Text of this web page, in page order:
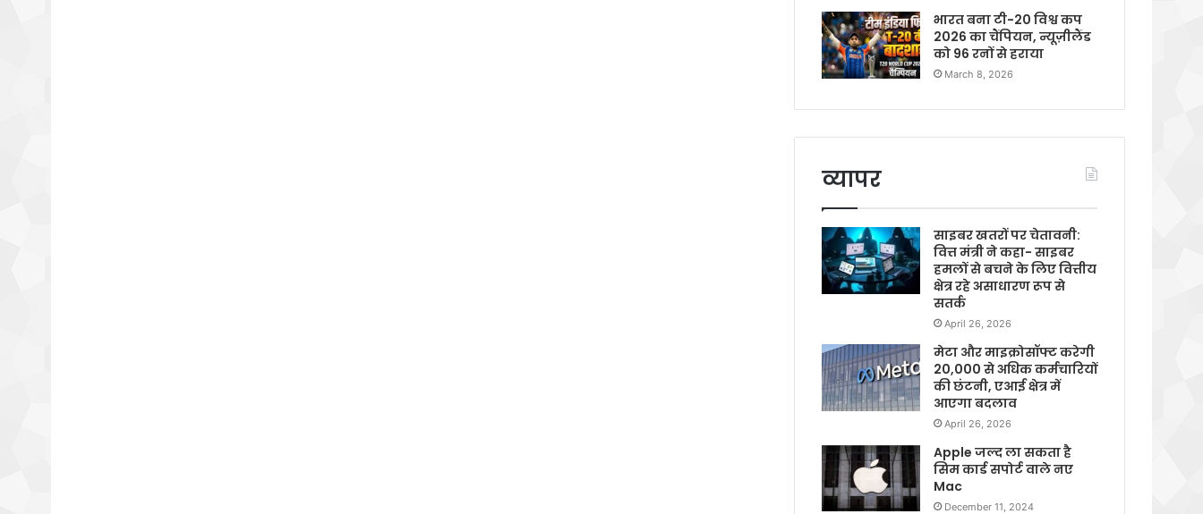
भारत बना टी-20 विश्व कप
2026 का चैंपियन, न्यूज़ीलैंड
को 96 रनों से हराया
March 8, 2026
व्यापर
साइबर खतरों पर चेतावनी:
वित्त मंत्री ने कहा- साइबर
हमलों से बचने के लिए वित्तीय
क्षेत्र रहे असाधारण रूप से
सतर्क
April 26, 2026
मेटा और माइक्रोसॉफ्ट करेगी
20,000 से अधिक कर्मचारियों
की छंटनी, एआई क्षेत्र में
आएगा बदलाव
April 26, 2026
Apple जल्द ला सकता है
सिम कार्ड सपोर्ट वाले नए
Mac
December 11, 2024